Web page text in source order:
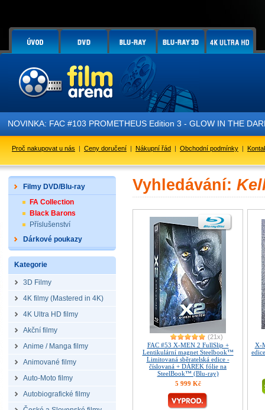
NOVINKA: FAC #103 PROMETHEUS Edition 3 - GLOW IN THE
Proč nakupovat u nás | Ceny doručení | Nákupní řád | Obchodní podmínky |
Filmy DVD/Blu-ray
FA Collection
Black Barons
Příslušenství
Dárkové poukazy
Kategorie
3D Filmy
4K filmy (Mastered in 4K)
4K Ultra HD filmy
Akční filmy
Anime / Manga filmy
Animované filmy
Auto-Moto filmy
Autobiografické filmy
Vyhledávání:
(21x)
FAC #53 X-MEN 2 FullSlip +
Lentikulární magnet Steelbook™
Limitovaná sběratelská edice -
číslovaná + DÁREK fólie na
SteelBook™ (Blu-ray)
5 999 Kč
X-